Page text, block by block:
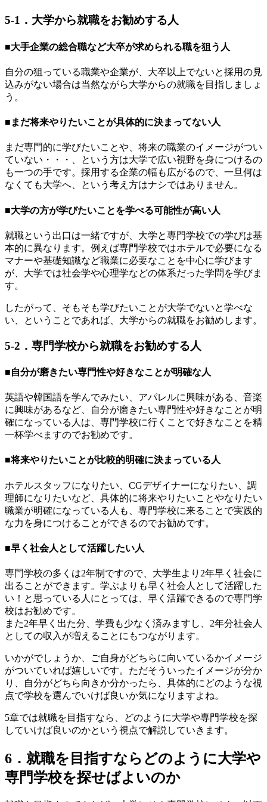
5-1．大学から就職をお勧めする人
■大手企業の総合職など大卒が求められる職を狙う人
自分の狙っている職業や企業が、大卒以上でないと採用の見
込みがない場合は当然ながら大学からの就職を目指しましょ
う。
■まだ将来やりたいことが具体的に決まってない人
まだ専門的に学びたいことや、将来の職業のイメージがつい
ていない・・・、という方は大学で広い視野を身につけるの
も一つの手です。採用する企業の幅も広がるので、一旦何は
なくても大学へ、という考え方はナシではありません。
■大学の方が学びたいことを学べる可能性が高い人
就職という出口は一緒ですが、大学と専門学校での学びは基
本的に異なります。例えば専門学校ではホテルで必要になる
マナーや基礎知識など職業に必要なことを中心に学びます
が、大学では社会学や心理学などの体系だった学問を学びま
す。
したがって、そもそも学びたいことが大学でないと学べな
い、ということであれば、大学からの就職をお勧めします。
5-2．専門学校から就職をお勧めする人
■自分が磨きたい専門性や好きなことが明確な人
英語や韓国語を学んでみたい、アパレルに興味がある、音楽
に興味があるなど、自分が磨きたい専門性や好きなことが明
確になっている人は、専門学校に行くことで好きなことを精
一杯学べますのでお勧めです。
■将来やりたいことが比較的明確に決まっている人
ホテルスタッフになりたい、CGデザイナーになりたい、調
理師になりたいなど、具体的に将来やりたいことやなりたい
職業が明確になっている人も、専門学校に来ることで実践的
な力を身につけることができるのでお勧めです。
■早く社会人として活躍したい人
専門学校の多くは2年制ですので、大学生より2年早く社会に
出ることができます。学ぶよりも早く社会人として活躍した
い！と思っている人にとっては、早く活躍できるので専門学
校はお勧めです。
また2年早く出た分、学費も少なく済みますし、2年分社会人
としての収入が増えることにもつながります。
いかがでしょうか、ご自身がどちらに向いているかイメージ
がついていれば嬉しいです。ただそういったイメージが分か
り、自分がどちら向きか分かったら、具体的にどのような視
点で学校を選んでいけば良いか気になりますよね。
5章では就職を目指すなら、どのように大学や専門学校を探
していけば良いのかという視点で解説していきます。
6．就職を目指すならどのように大学や
専門学校を探せばよいのか